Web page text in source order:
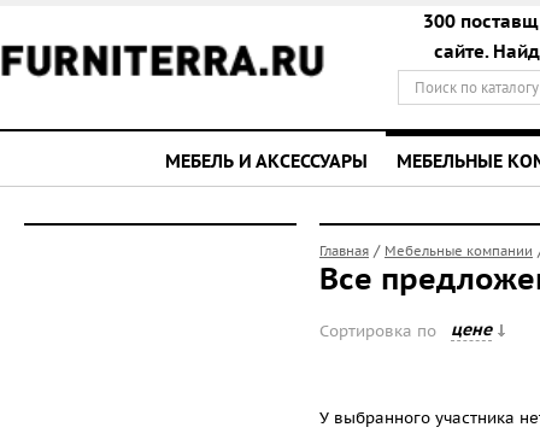
300
сайте.
МЕБЕЛЬ И АКСЕССУАРЫ МЕБЕЛЬНЫЕ
Главная / Мебельные компании
Все
Сортировка по цене
У выбранного участника